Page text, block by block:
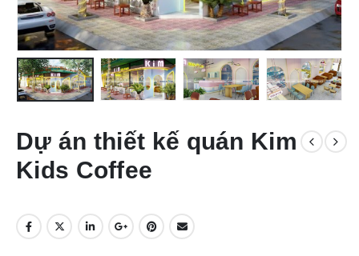
Dự án thiết kế quán Kim
Kids Coffee